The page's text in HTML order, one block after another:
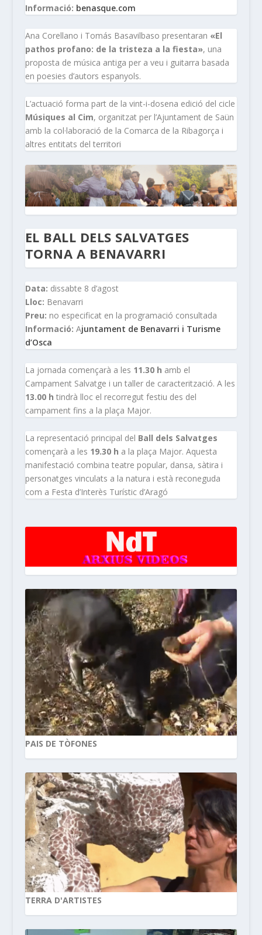
Informació: benasque.com
Ana Corellano i Tomás Basavilbaso presentaran «El
pathos profano: de la tristeza a la fiesta», una
proposta de música antiga per a veu i guitarra basada
en poesies d’autors espanyols.
L’actuació forma part de la vint-i-dosena edició del cicle
Músiques al Cim, organitzat per l’Ajuntament de Saün
amb la col·laboració de la Comarca de la Ribagorça i
altres entitats del territori
EL BALL DELS SALVATGES
TORNA A BENAVARRI
Data: dissabte 8 d’agost
Lloc: Benavarri
Preu: no especificat en la programació consultada
Informació: Ajuntament de Benavarri i Turisme
d’Osca
La jornada començarà a les 11.30 h amb el
Campament Salvatge i un taller de caracterització. A les
13.00 h tindrà lloc el recorregut festiu des del
campament fins a la plaça Major.
La representació principal del Ball dels Salvatges
començarà a les 19.30 h a la plaça Major. Aquesta
manifestació combina teatre popular, dansa, sàtira i
personatges vinculats a la natura i està reconeguda
com a Festa d’Interès Turístic d’Aragó
PAIS DE TÒFONES
TERRA D'ARTISTES